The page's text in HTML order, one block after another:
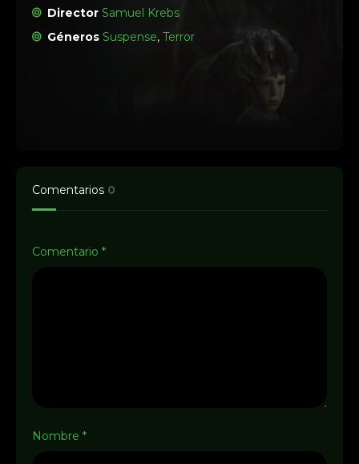
Director Samuel Krebs
Géneros Suspense,Terror
Comentarios 0
Comentario *
Nombre *